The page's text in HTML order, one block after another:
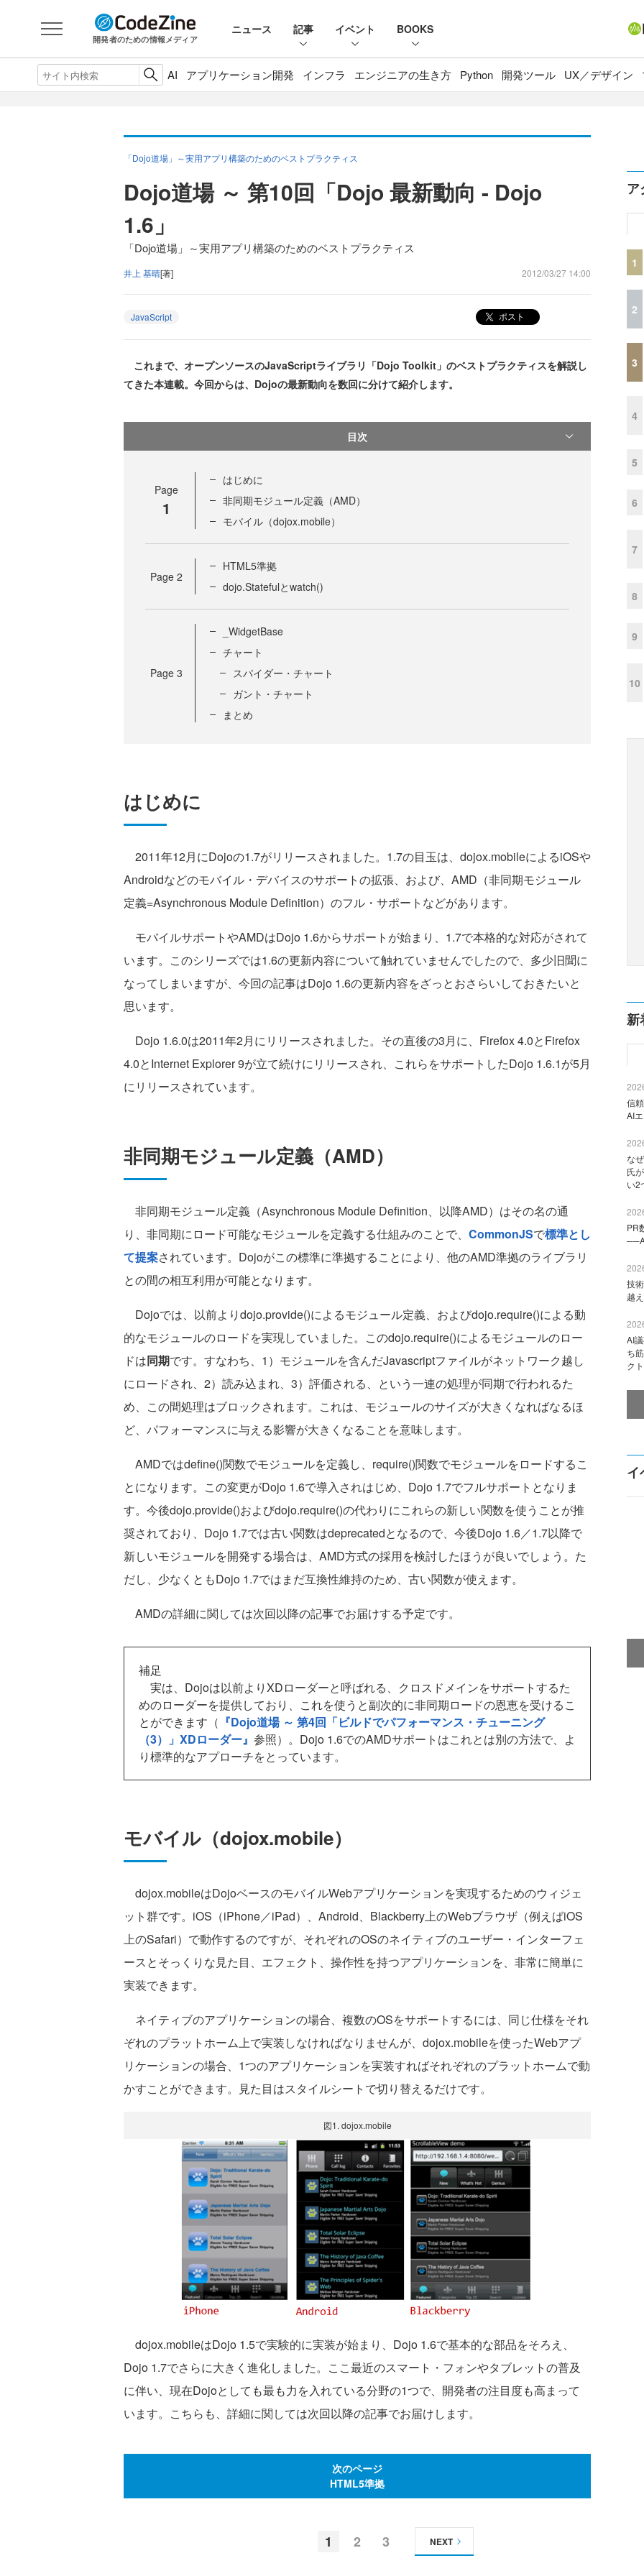
開発者のための情報メディア
ニュース 記事 イベント BOOKS
AI アプリケーション開発 インフラ エンジニアの生き方 Python 開発ツール UX／デザイン
「Dojo道場」～実用アプリ構築のためのベストプラクティス
Dojo道場 ～ 第10回「Dojo 最新動向 - Dojo
1.6」
「Dojo道場」～実用アプリ構築のためのベストプラクティス
井上 基晴[著] 2012/03/27 14:00
JavaScript ポスト
これまで、オープンソースのJavaScriptライブラリ「Dojo Toolkit」のベストプラクティスを解説し
てきた本連載。今回からは、Dojoの最新動向を数回に分けて紹介します。
目次
Page
1
はじめに
非同期モジュール定義（AMD）
モバイル（dojox.mobile）
Page 2
HTML5準拠
dojo.Statefulとwatch()
Page 3
_WidgetBase
チャート
スパイダー・チャート
ガント・チャート
まとめ
はじめに
2011年12月にDojoの1.7がリリースされました。1.7の目玉は、dojox.mobileによるiOSや
Androidなどのモバイル・デバイスのサポートの拡張、および、AMD（非同期モジュール
定義=Asynchronous Module Definition）のフル・サポートなどがあります。
モバイルサポートやAMDはDojo 1.6からサポートが始まり、1.7で本格的な対応がされて
います。このシリーズでは1.6の更新内容について触れていませんでしたので、多少旧聞に
なってしまいますが、今回の記事はDojo 1.6の更新内容をざっとおさらいしておきたいと
思います。
Dojo 1.6.0は2011年2月にリリースされました。その直後の3月に、Firefox 4.0とFirefox
4.0とInternet Explorer 9が立て続けにリリースされ、これらをサポートしたDojo 1.6.1が5月
にリリースされています。
非同期モジュール定義（AMD）
非同期モジュール定義（Asynchronous Module Definition、以降AMD）はその名の通
り、非同期にロード可能なモジュールを定義する仕組みのことで、 CommonJSで標準とし
て提案されています。Dojoがこの標準に準拠することにより、他のAMD準拠のライブラリ
との間の相互利用が可能となります。
Dojoでは、以前よりdojo.provide()によるモジュール定義、およびdojo.require()による動
的なモジュールのロードを実現していました。このdojo.require()によるモジュールのロー
ドは同期です。すなわち、1）モジュールを含んだJavascriptファイルがネットワーク越し
にロードされ、2）読み込まれ、3）評価される、という一連の処理が同期で行われるた
め、この間処理はブロックされます。これは、モジュールのサイズが大きくなればなるほ
ど、パフォーマンスに与える影響が大きくなることを意味します。
AMDではdefine()関数でモジュールを定義し、require()関数でモジュールをロードするこ
とになります。この変更がDojo 1.6で導入されはじめ、Dojo 1.7でフルサポートとなりま
す。今後dojo.provide()およびdojo.require()の代わりにこれらの新しい関数を使うことが推
奨されており、Dojo 1.7では古い関数はdeprecatedとなるので、今後Dojo 1.6／1.7以降で
新しいモジュールを開発する場合は、AMD方式の採用を検討したほうが良いでしょう。た
だし、少なくともDojo 1.7ではまだ互換性維持のため、古い関数が使えます。
AMDの詳細に関しては次回以降の記事でお届けする予定です。
補足
実は、Dojoは以前よりXDローダーと呼ばれる、クロスドメインをサポートするた
めのローダーを提供しており、これを使うと副次的に非同期ロードの恩恵を受けるこ
とができます（ 『Dojo道場 ～ 第4回「ビルドでパフォーマンス・チューニング
（3）」XDローダー』 参照）。Dojo 1.6でのAMDサポートはこれとは別の方法で、よ
り標準的なアプローチをとっています。
モバイル（dojox.mobile）
dojox.mobileはDojoベースのモバイルWebアプリケーションを実現するためのウィジェ
ット群です。iOS（iPhone／iPad）、Android、Blackberry上のWebブラウザ（例えばiOS
上のSafari）で動作するのですが、それぞれのOSのネイティブのユーザー・インターフェ
ースとそっくりな見た目、エフェクト、操作性を持つアプリケーションを、非常に簡単に
実装できます。
ネイティブのアプリケーションの場合、複数のOSをサポートするには、同じ仕様をそれ
ぞれのプラットホーム上で実装しなければなりませんが、dojox.mobileを使ったWebアプ
リケーションの場合、1つのアプリケーションを実装すればそれぞれのプラットホームで動
かすことができます。見た目はスタイルシートで切り替えるだけです。
図1. dojox.mobile
dojox.mobileはDojo 1.5で実験的に実装が始まり、Dojo 1.6で基本的な部品をそろえ、
Dojo 1.7でさらに大きく進化しました。ここ最近のスマート・フォンやタブレットの普及
に伴い、現在Dojoとしても最も力を入れている分野の1つで、開発者の注目度も高まって
います。こちらも、詳細に関しては次回以降の記事でお届けします。
次のページ
HTML5準拠
1 2 3 NEXT
ア
1
2
3
4
5
6
7
8
9
10
新
信
AI
な
氏
い2
PR
技
越
AI
ち
ク
イ